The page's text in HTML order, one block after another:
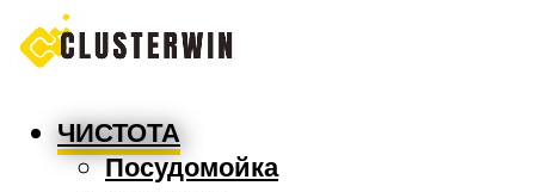
ЧИСТОТА
Посудомойка